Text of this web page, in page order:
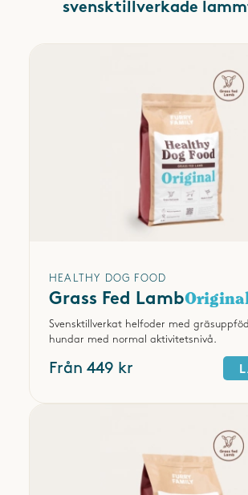
svensktillverkade
HEALTHY DOG FOOD
Grass Fed Lamb
Svensktillverkat helfoder med
hundar med normal aktivitetsnivå.
Från 449 kr